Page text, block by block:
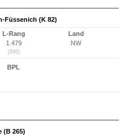
Füssenich (K 82)
L-Rang
1.479
(896)
Land
NW
BPL
(B 265)